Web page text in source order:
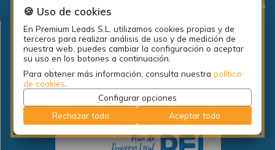
| Política de privacidad
| ⚙ Cookies
Plan de empleo local de la diputación de A Coruña: PEL Emprende
actividades 2018.
🍪 Uso de cookies
En Premium Leads S.L. utilizamos cookies propias y de
terceros para realizar análisis de uso y de medición de
nuestra web, puedes cambiar la configuración o aceptar
su uso en los botones a continuación.
Para obtener más información, consulta nuestrapolítica
de cookies
Configurar opciones
Rechazar todo
Aceptar todo